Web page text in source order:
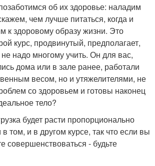
об их здоровье: наладим
чем лучше питаться, когда и
к здоровому образу жизни. Это
курс, продвинутый, предполагает,
надо многому учить. Он для вас,
дома или в зале ранее, работали
весом, но и утяжелителями, не
со здоровьем и готовы наконец
тело?
будет расти пропорционально
том, и в другом курсе, так что если вы
совершенствоваться - будьте